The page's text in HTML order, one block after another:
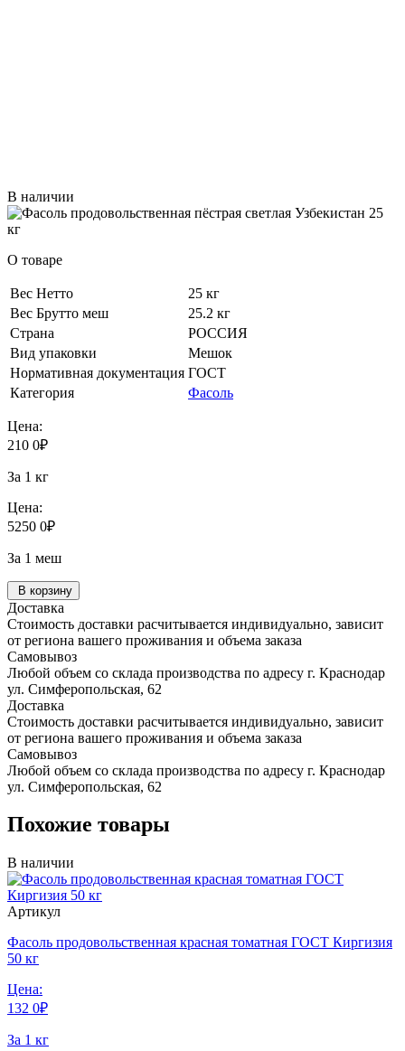
В наличии
О товаре
Вес Нетто
25 кг
Вес Брутто меш
25.2 кг
Страна
РОССИЯ
Вид упаковки
Мешок
Нормативная документация ГОСТ
Категория
Фасоль
Цена:
210 0₽
За 1 кг
Цена:
5250 0₽
За 1 меш
В корзину
Доставка
Стоимость доставки расчитывается индивидуально, зависит
от региона вашего проживания и объема заказа
Самовывоз
Любой объем со склада производства по адресу г. Краснодар
ул. Симферопольская, 62
Доставка
Стоимость доставки расчитывается индивидуально, зависит
от региона вашего проживания и объема заказа
Самовывоз
Любой объем со склада производства по адресу г. Краснодар
ул. Симферопольская, 62
Похожие товары
В наличии
Артикул
Фасоль продовольственная красная томатная ГОСТ Киргизия
50 кг
Цена:
132 0₽
За 1 кг